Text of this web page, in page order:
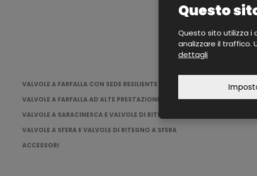
VALVOLE A FARFALLA CON SEDE RESILIENTE
VALVOLE A FARFALLA AD ALTE PRESTAZIONI
VALVOLE A SARACINESCA E VALVOLE DI RITEGNO A BATTENTE
VALVOLE A SFERA E VALVOLE DI RITEGNO A SFERA
ACCESSORI
Questo
Questo sito utilizza i
analizzare il traffico.
dettagli